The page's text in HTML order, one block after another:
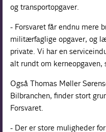
og transportopgaver.
- Forsvaret får endnu mere
militærfaglige opgaver, og
private. Vi har en
alt rundt om kerneopgaven,
Også Thomas Møller
Bilbranchen, finder stort
Forsvaret.
- Der er store muligheder